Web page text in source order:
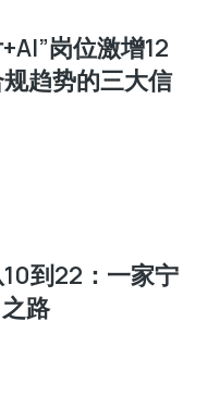
岗位激增12
趋势的三大信
到22：一家宁
路